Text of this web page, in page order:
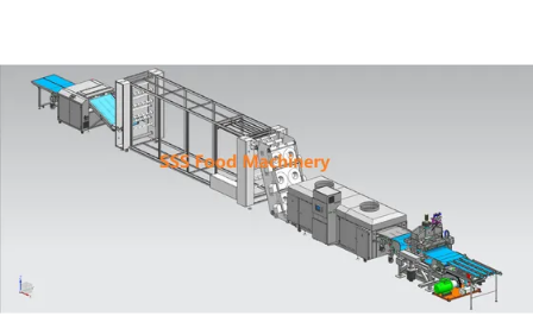
POLICY